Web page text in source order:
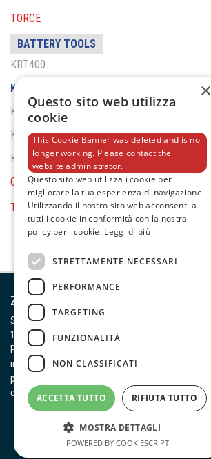
TORCE
BATTERY TOOLS
KBT400
KBT610
KBT300
KBC
KBT600
GENERAL EQUIPMENT
TESTER E MULTIMETRI
Zeca S.p.A.
Strada della Chiara, 25
10080 Feletto Canavese (TO)
P. IVA 00437590011
info@zeca.it
privacy policy
condizioni generali di vendita
×
Questo sito web utilizza
cookie
This Cookie Banner was deleted and is no
longer working. Please contact the
website administrator.
Questo sito web utilizza i cookie per
migliorare la tua esperienza di navigazione.
Utilizzando il nostro sito web acconsenti a
tutti i cookie in conformità con la nostra
policy per i cookie. Leggi di più
STRETTAMENTE NECESSARI
PERFORMANCE
TARGETING
FUNZIONALITÀ
NON CLASSIFICATI
ACCETTA TUTTO RIFIUTA TUTTO
MOSTRA DETTAGLI
POWERED BY COOKIESCRIPT